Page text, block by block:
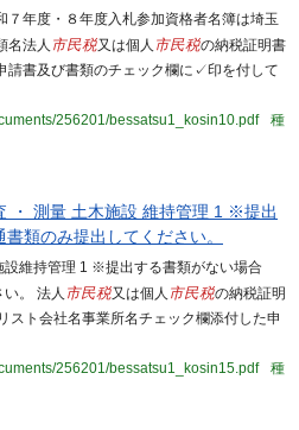
年度・８年度入札参加資格者名簿は埼玉
名法人 市民税又は個人 市民税の納税証明書
請書及び書類のチェック欄に✓印を付して
256201/bessatsu1_kosin10.pdf
種
・ 測量 土木施設 維持管理 1 ※提出
類のみ提出してください。
維持管理 1 ※提出する書類がない場合
。 法人 市民税又は個人 市民税の納税証明
スト会社名事業所名チェック欄添付した申
256201/bessatsu1_kosin15.pdf
種